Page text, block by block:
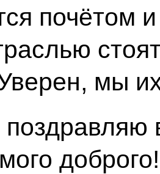
почётом
мы
доброго!